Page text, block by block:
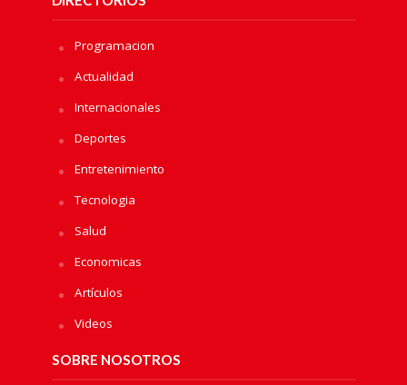
Programacion
Actualidad
Internacionales
Deportes
Entretenimiento
Tecnologia
Salud
Economicas
Artículos
Videos
SOBRE NOSOTROS